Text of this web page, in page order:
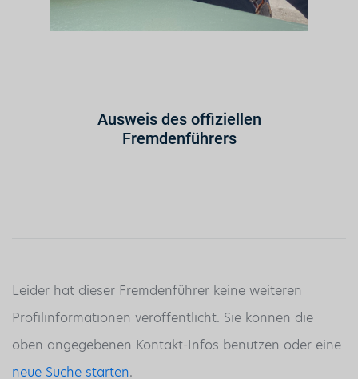
Ausweis des offiziellen
Fremdenführers
Leider hat dieser Fremdenführer keine weiteren
Profilinformationen veröffentlicht. Sie können die
oben angegebenen Kontakt-Infos benutzen oder eine
neue Suche starten.